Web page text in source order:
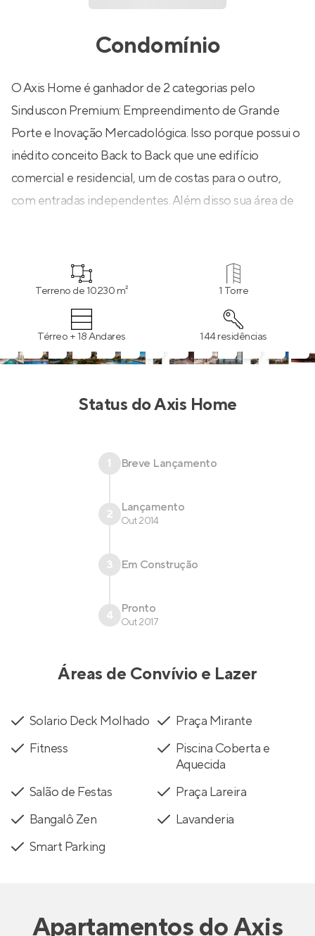
Condomínio
O Axis Home é ganhador de 2 categorias pelo
Sinduscon Premium: Empreendimento de Grande
Porte e Inovação Mercadológica. Isso porque possui o
inédito conceito Back to Back que une edifício
comercial e residencial, um de costas para o outro,
com entradas independentes. Além disso sua área de
Terreno de 10230 m² 1 Torre
Térreo + 18 Andares 144 residências
Status doAxis Home
1 Breve Lançamento
2 Lançamento
Out 2014
3 Em Construção
4 Pronto
Out 2017
Áreas de Convívio e Lazer
Solario Deck Molhado
Praça Mirante
Fitness
Piscina Coberta e
Aquecida
Salão de Festas
Praça Lareira
Bangalô Zen
Lavanderia
Smart Parking
ApartamentosdoAxis